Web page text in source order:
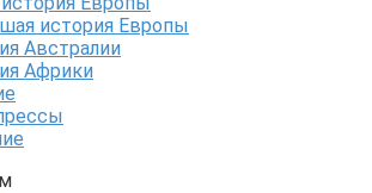
история Европы
Австралии
Африки